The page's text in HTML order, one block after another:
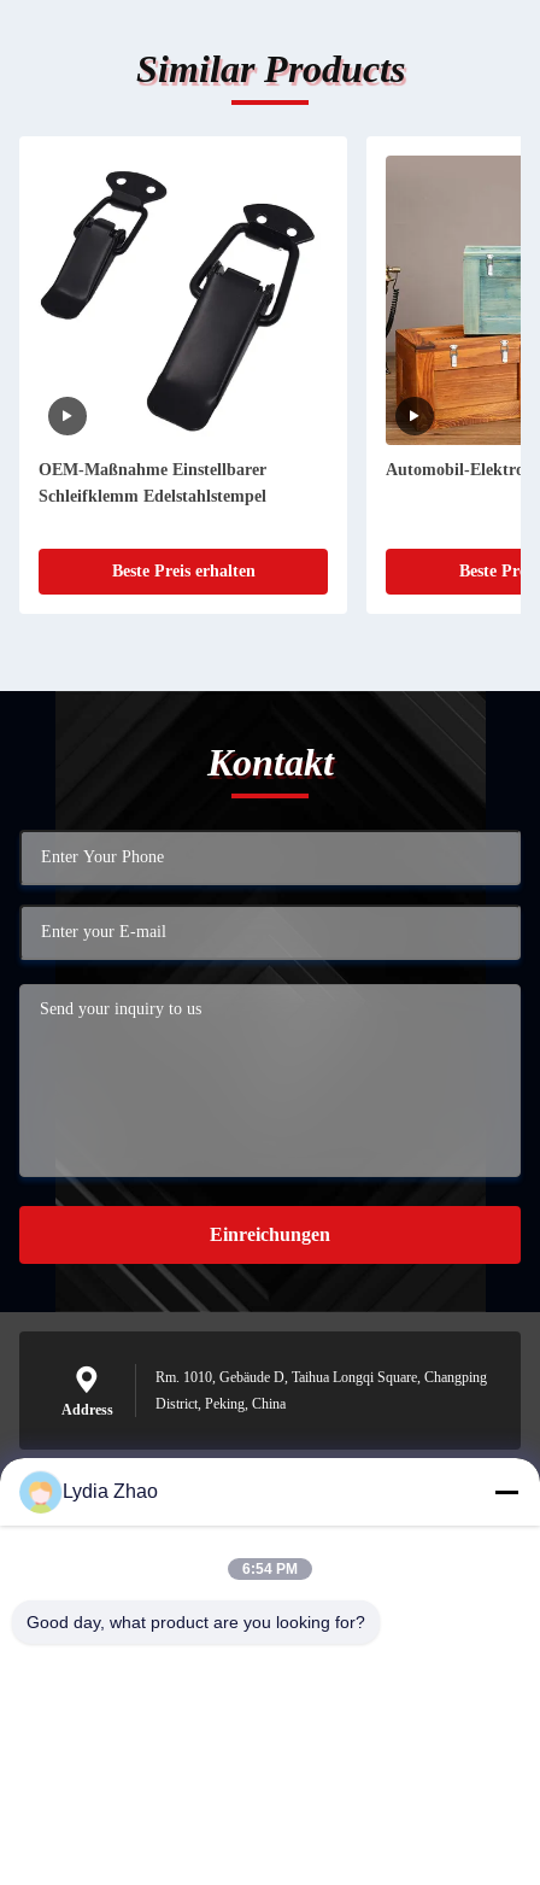
Similar Products
OEM-Maßnahme Einstellbarer
Schleifklemm Edelstahlstempel
Beste Preis erhalten
Automobil-
Beste
Kontakt
Einreichungen
Address
Rm. 1010, Gebäude D, Taihua Longqi Square, Changping
District, Peking, China
jesingd@vip.sina.com
Lydia Zhao
6:54 PM
Good day, what product are you looking for?